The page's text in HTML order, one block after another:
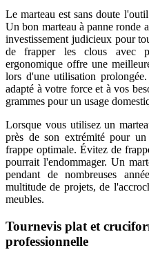
Le marteau est sans doute
Un bon marteau à panne ronde
investissement judicieux pour
de frapper les clous avec
ergonomique offre une
lors d'une utilisation
adapté à votre force et à vos
grammes pour un usage
Lorsque vous utilisez un
près de son extrémité pour
frappe optimale. Évitez de
pourrait l'endommager. Un
pendant de nombreuses
multitude de projets, de
meubles.
Tournevis plat et
professionnelle